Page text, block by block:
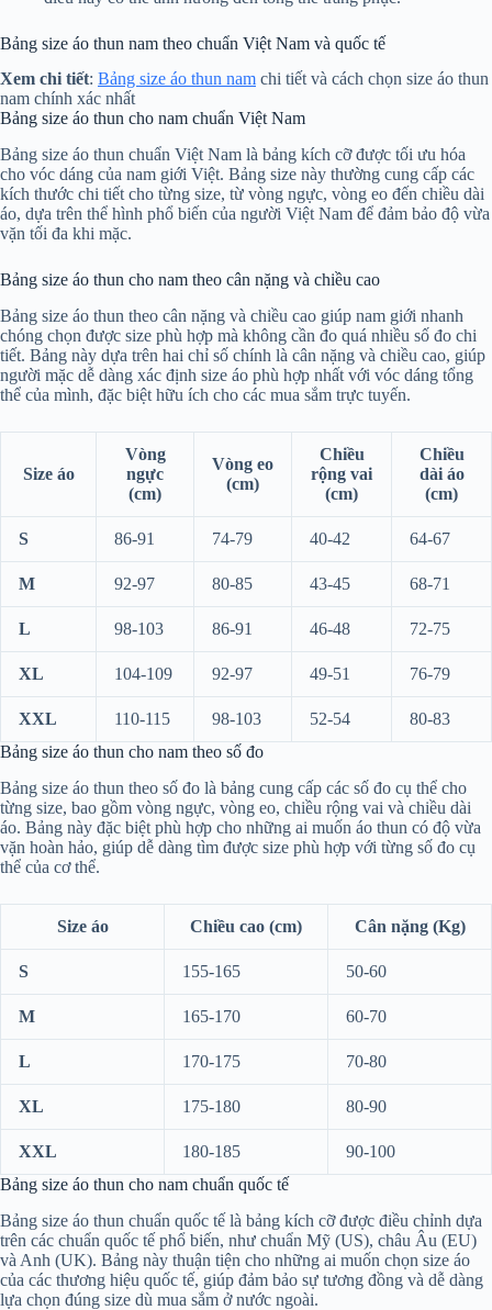
Bảng size áo thun nam theo chuẩn Việt Nam và quốc tế
Xem chi tiết: Bảng size áo thun nam chi tiết và cách chọn size áo thun
nam chính xác nhất
Bảng size áo thun cho nam chuẩn Việt Nam
Bảng size áo thun chuẩn Việt Nam là bảng kích cỡ được tối ưu hóa
cho vóc dáng của nam giới Việt. Bảng size này thường cung cấp các
kích thước chi tiết cho từng size, từ vòng ngực, vòng eo đến chiều dài
áo, dựa trên thể hình phổ biến của người Việt Nam để đảm bảo độ vừa
vặn tối đa khi mặc.
Bảng size áo thun cho nam theo cân nặng và chiều cao
Bảng size áo thun theo cân nặng và chiều cao giúp nam giới nhanh
chóng chọn được size phù hợp mà không cần đo quá nhiều số đo chi
tiết. Bảng này dựa trên hai chỉ số chính là cân nặng và chiều cao, giúp
người mặc dễ dàng xác định size áo phù hợp nhất với vóc dáng tổng
thể của mình, đặc biệt hữu ích cho các mua sắm trực tuyến.
Size áo
Vòng
ngực
(cm)
Vòng eo
(cm)
Chiều
rộng vai
(cm)
Chiều
dài áo
(cm)
S 86-91 74-79 40-42 64-67
M 92-97 80-85 43-45 68-71
L 98-103 86-91 46-48 72-75
XL 104-109 92-97 49-51 76-79
XXL 110-115 98-103 52-54
80-83
Bảng size áo thun cho nam theo số đo
Bảng size áo thun theo số đo là bảng cung cấp các số đo cụ thể cho
từng size, bao gồm vòng ngực, vòng eo, chiều rộng vai và chiều dài
áo. Bảng này đặc biệt phù hợp cho những ai muốn áo thun có độ vừa
vặn hoàn hảo, giúp dễ dàng tìm được size phù hợp với từng số đo cụ
thể của cơ thể.
Size áo Chiều cao (cm) Cân nặng (Kg)
S 155-165 50-60
M 165-170 60-70
L 170-175 70-80
XL 175-180 80-90
XXL 180-185
90-100
Bảng size áo thun cho nam chuẩn quốc tế
Bảng size áo thun chuẩn quốc tế là bảng kích cỡ được điều chỉnh dựa
trên các chuẩn quốc tế phổ biến, như chuẩn Mỹ (US), châu Âu (EU)
và Anh (UK). Bảng này thuận tiện cho những ai muốn chọn size áo
của các thương hiệu quốc tế, giúp đảm bảo sự tương đồng và dễ dàng
lựa chọn đúng size dù mua sắm ở nước ngoài.